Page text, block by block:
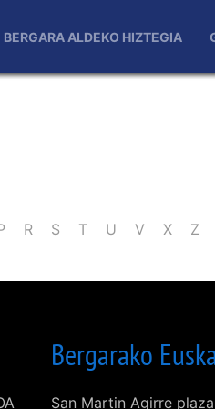
BERGARA ALDEKO HIZTEGIA
R S T U V X Z
Bergarako
San Martin Agirre